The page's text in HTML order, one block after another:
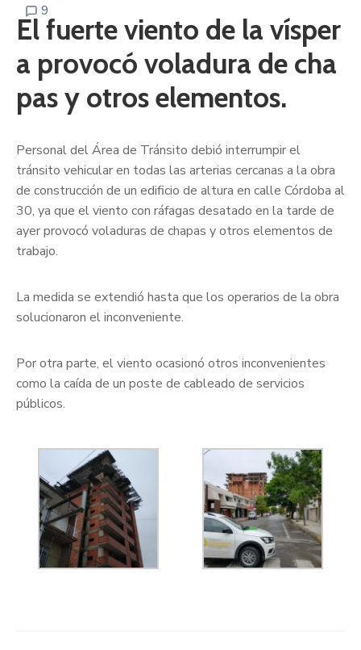
9
El fuerte viento de la vísper
a provocó voladura de cha
pas y otros elementos.
Personal del Área de Tránsito debió interrumpir el
tránsito vehicular en todas las arterias cercanas a la obra
de construcción de un edificio de altura en calle Córdoba al
30, ya que el viento con ráfagas desatado en la tarde de
ayer provocó voladuras de chapas y otros elementos de
trabajo.
La medida se extendió hasta que los operarios de la obra
solucionaron el inconveniente.
Por otra parte, el viento ocasionó otros inconvenientes
como la caída de un poste de cableado de servicios
públicos.